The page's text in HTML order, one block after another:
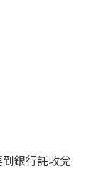
銀行託收兌